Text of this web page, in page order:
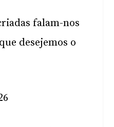
falam-nos
desejemos o